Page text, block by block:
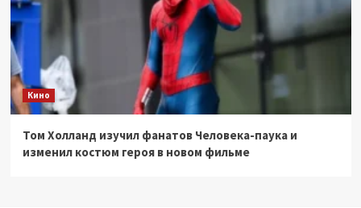
Кино
Том Холланд изучил фанатов Человека-паука и
изменил костюм героя в новом фильме